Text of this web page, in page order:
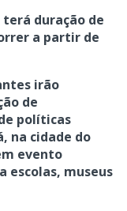
duração de
a partir de
irão
de
políticas
na cidade do
evento
escolas, museus